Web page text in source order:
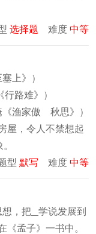
选择题 难度 中等
上》）
路难》）
《渔家傲 秋思》）
屋，令人不禁想起
型 默写 难度 中等
想，把
学说发展到
《孟子》一书中。